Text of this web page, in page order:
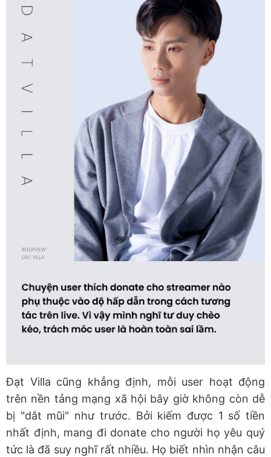
Đạt Villa cũng khẳng định, mỗi user hoạt động
trên nền tảng mạng xã hội bây giờ không còn dễ
bị "dắt mũi" như trước. Bởi kiếm được 1 số tiền
nhất định, mang đi donate cho người họ yêu quý
tức là đã suy nghĩ rất nhiều. Họ biết nhìn nhận câu